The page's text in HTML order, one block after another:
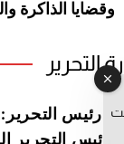
وقضايا الذاكرة
التحرير
رئيس التحرير:
رئيس التحرير